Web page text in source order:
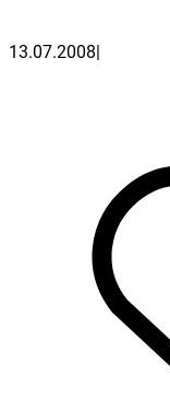
13.07.2008|